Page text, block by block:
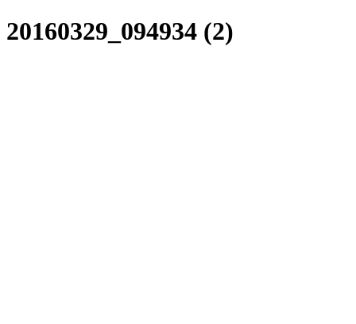
20160329_094934 (2)